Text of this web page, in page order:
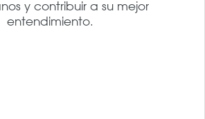
y contribuir a su mejor
entendimiento.